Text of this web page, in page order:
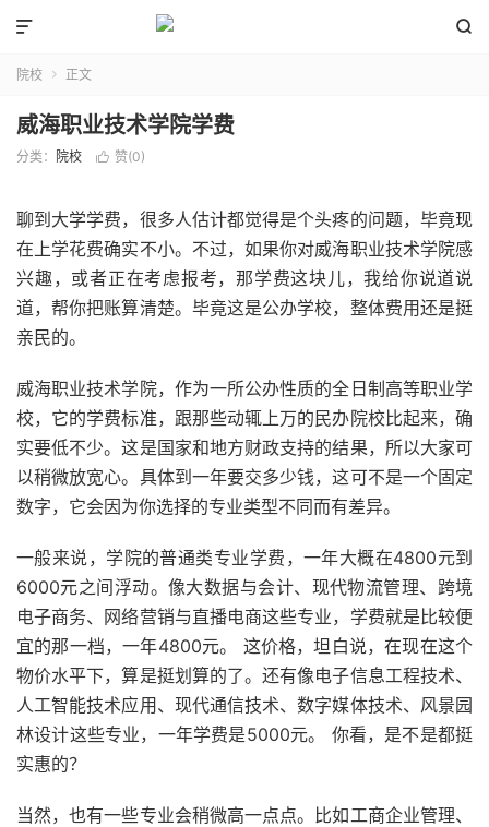


院校  正文
威海职业技术学院学费
分类： 院校  赞(0)
聊到大学学费，很多人估计都觉得是个头疼的问题，毕竟现
在上学花费确实不小。不过，如果你对威海职业技术学院感
兴趣，或者正在考虑报考，那学费这块儿，我给你说道说
道，帮你把账算清楚。毕竟这是公办学校，整体费用还是挺
亲民的。
威海职业技术学院，作为一所公办性质的全日制高等职业学
校，它的学费标准，跟那些动辄上万的民办院校比起来，确
实要低不少。这是国家和地方财政支持的结果，所以大家可
以稍微放宽心。具体到一年要交多少钱，这可不是一个固定
数字，它会因为你选择的专业类型不同而有差异。
一般来说，学院的普通类专业学费，一年大概在4800元到
6000元之间浮动。像大数据与会计、现代物流管理、跨境
电子商务、网络营销与直播电商这些专业，学费就是比较便
宜的那一档，一年4800元。 这价格，坦白说，在现在这个
物价水平下，算是挺划算的了。还有像电子信息工程技术、
人工智能技术应用、现代通信技术、数字媒体技术、风景园
林设计这些专业，一年学费是5000元。 你看，是不是都挺
实惠的？
当然，也有一些专业会稍微高一点点。比如工商企业管理、